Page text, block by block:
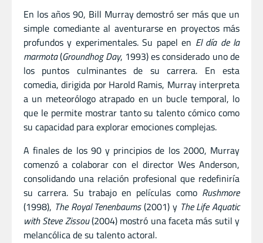
En los años 90, Bill Murray demostró ser más que un
simple comediante al aventurarse en proyectos más
profundos y experimentales. Su papel en El día de la
marmota(Groundhog Day, 1993) es considerado uno de
los puntos culminantes de su carrera. En esta
comedia, dirigida por Harold Ramis, Murray interpreta
a un meteorólogo atrapado en un bucle temporal, lo
que le permite mostrar tanto su talento cómico como
su capacidad para explorar emociones complejas.
A finales de los 90 y principios de los 2000, Murray
comenzó a colaborar con el director Wes Anderson,
consolidando una relación profesional que redefiniría
su carrera. Su trabajo en películas como Rushmore
(1998), The Royal Tenenbaums(2001) y The Life Aquatic
with Steve Zissou(2004) mostró una faceta más sutil y
melancólica de su talento actoral.